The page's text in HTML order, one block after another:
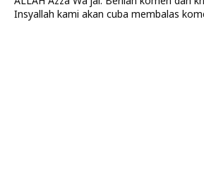
Insyallah kami akan cuba membalas